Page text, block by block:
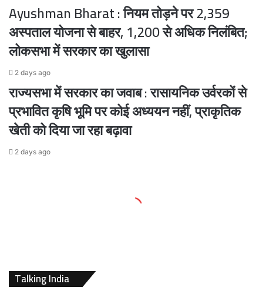
Ayushman Bharat : नियम तोड़ने पर 2,359
अस्पताल योजना से बाहर, 1,200 से अधिक निलंबित;
लोकसभा में सरकार का खुलासा
2 days ago
राज्यसभा में सरकार का जवाब : रासायनिक उर्वरकों से
प्रभावित कृषि भूमि पर कोई अध्ययन नहीं, प्राकृतिक
खेती को दिया जा रहा बढ़ावा
2 days ago
Talking India